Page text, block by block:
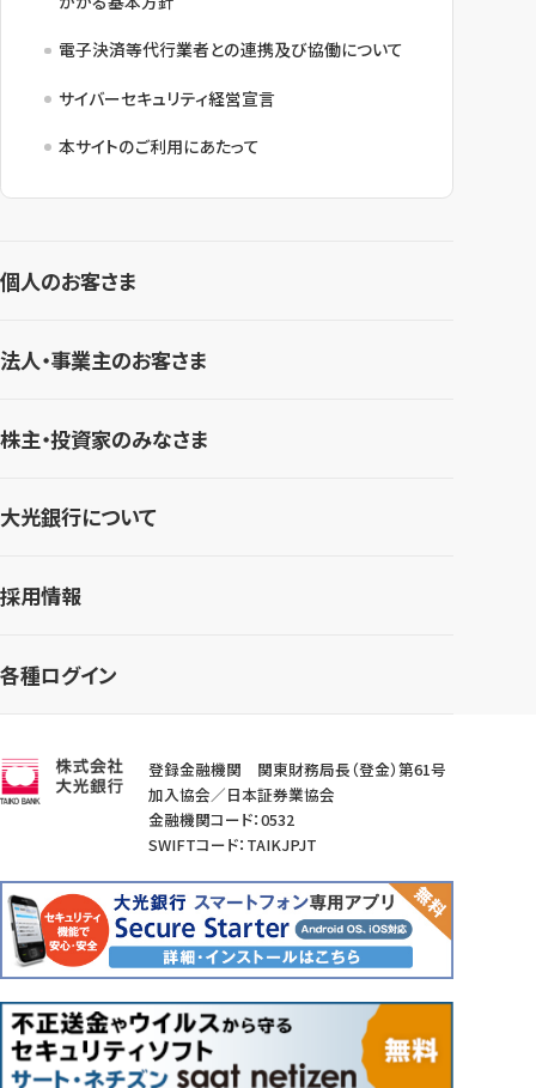
電子決済等代行業者との連携及び協働について
サイバーセキュリティ経営宣言
本サイトのご利用にあたって
個人のお客さま
法人・事業主のお客さま
株主・投資家のみなさま
大光銀行について
採用情報
各種ログイン
登録金融機関 関東財務局長（登金）第61号
加入協会／日本証券業協会
金融機関コード：0532
SWIFTコード：TAIKJPJT